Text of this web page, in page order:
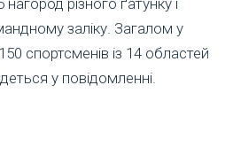
нагород різного ґатунку і
заліку. Загалом у
спортсменів із 14 областей
у повідомленні.